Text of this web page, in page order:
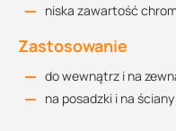
niska zawartość
Zastosowanie
do wewnątrz i na
na posadzki i na ściany